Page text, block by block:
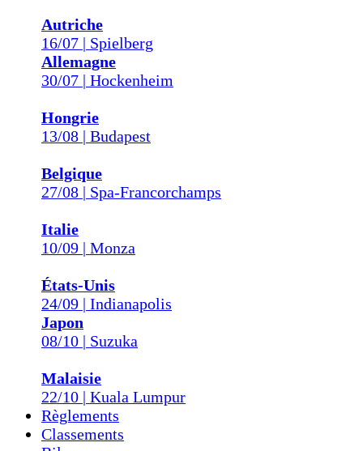
Autriche
16/07 | Spielberg
Allemagne
30/07 | Hockenheim
Hongrie
13/08 | Budapest
Belgique
27/08 | Spa-Francorchamps
Italie
10/09 | Monza
États-Unis
24/09 | Indianapolis
Japon
08/10 | Suzuka
Malaisie
22/10 | Kuala Lumpur
Règlements
Classements